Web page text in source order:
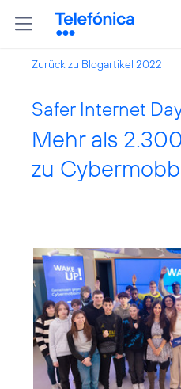
Zurück zu Blogartikel 2022
Safer Internet
Mehr als
zu